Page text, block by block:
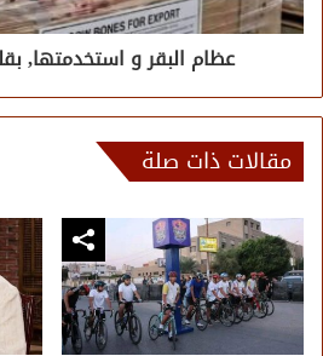
عظام البقر و استخدمتها,
مقالات ذات صلة